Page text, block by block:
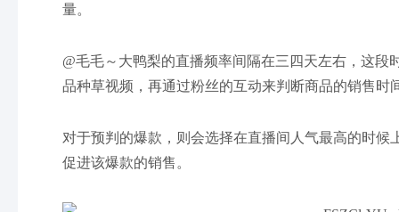
量。
@毛毛～大鸭梨的直播频率间隔在三四天左右，这
品种草视频，再通过粉丝的互动来判断商品的销售时
对于预判的爆款，则会选择在直播间人气最高的时
促进该爆款的销售。